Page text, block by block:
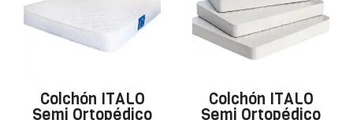
Colchón ITALO
Semi Ortopédico
Colchón ITALO
Semi Ortopédico